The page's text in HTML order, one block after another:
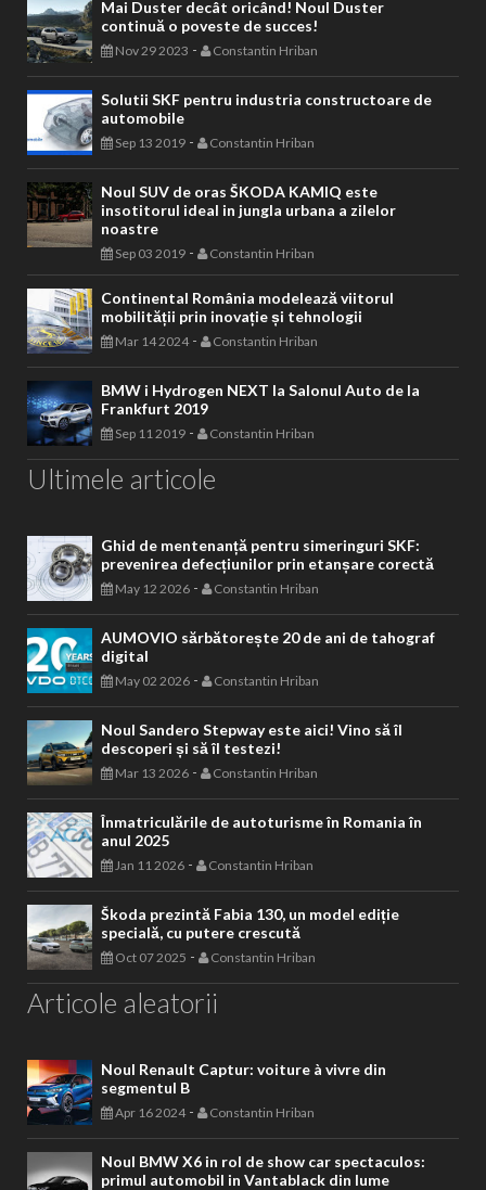
Mai Duster decât oricând! Noul Duster
continuă o poveste de succes!
Nov 29 2023 - Constantin Hriban
Solutii SKF pentru industria constructoare de
automobile
Sep 13 2019 - Constantin Hriban
Noul SUV de oras ŠKODA KAMIQ este
insotitorul ideal in jungla urbana a zilelor
noastre
Sep 03 2019 - Constantin Hriban
Continental România modelează viitorul
mobilității prin inovație și tehnologii
Mar 14 2024- Constantin Hriban
BMW i Hydrogen NEXT la Salonul Auto de la
Frankfurt 2019
Sep 11 2019 - Constantin Hriban
Ultimele articole
Ghid de mentenanță pentru simeringuri SKF:
prevenirea defecțiunilor prin etanșare corectă
May 12 2026 - Constantin Hriban
AUMOVIO sărbătorește 20 de ani de tahograf
digital
May 02 2026 - Constantin Hriban
Noul Sandero Stepway este aici! Vino să îl
descoperi și să îl testezi!
Mar 13 2026 - Constantin Hriban
Înmatriculările de autoturisme în Romania în
anul 2025
Jan 11 2026 - Constantin Hriban
Škoda prezintă Fabia 130, un model ediție
specială, cu putere crescută
Oct 07 2025 - Constantin Hriban
Articole aleatorii
Noul Renault Captur: voiture à vivre din
segmentul B
Apr 16 2024- Constantin Hriban
Noul BMW X6 in rol de show car spectaculos:
primul automobil in Vantablack din lume